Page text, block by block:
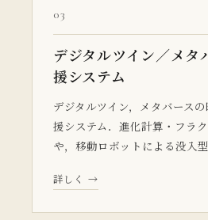
03
デジタルツイン／メタ
援システム
デジタルツイン，メタバース
援システム．進化計算・フラ
や，移動ロボットによる没入型
詳しく →